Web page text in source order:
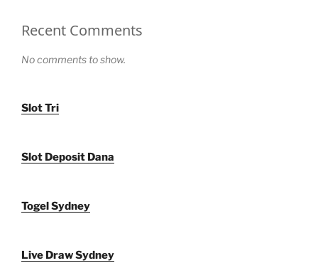
Recent Comments
No comments to show.
Slot Tri
Slot Deposit Dana
Togel Sydney
Live Draw Sydney